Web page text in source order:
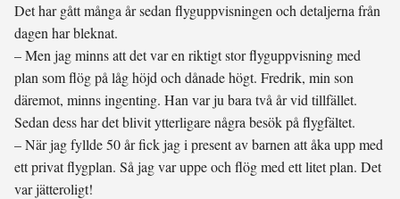
Det har gått många år sedan flyguppvisningen och detaljerna från
dagen har bleknat.
– Men jag minns att det var en riktigt stor flyguppvisning med
plan som flög på låg höjd och dånade högt. Fredrik, min son
däremot, minns ingenting. Han var ju bara två år vid tillfället.
Sedan dess har det blivit ytterligare några besök på flygfältet.
– När jag fyllde 50 år fick jag i present av barnen att åka upp med
ett privat flygplan. Så jag var uppe och flög med ett litet plan. Det
var jätteroligt!